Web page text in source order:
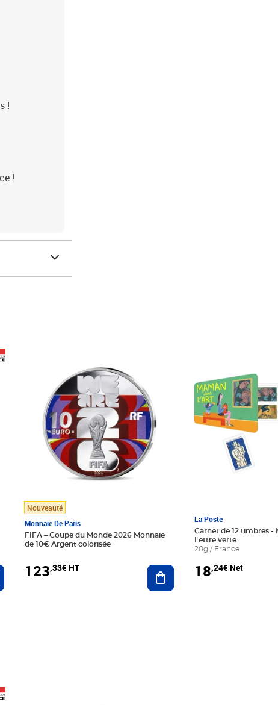
!
!
au panier
Nouveauté
Monnaie De Paris
FIFA – Coupe du Monde 2026 Monnaie
de 10€ Argent colorisée
123,33€ HT Ajouter au panier
La Poste
Carnet de 12 timbres -
Lettre verte
20g / France
18,24€ Net